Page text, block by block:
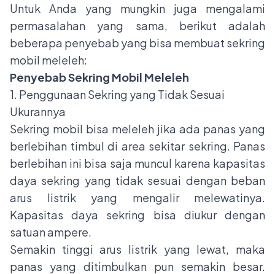
Untuk Anda yang mungkin juga mengalami
permasalahan yang sama, berikut adalah
beberapa penyebab yang bisa membuat sekring
mobil meleleh:
Penyebab Sekring Mobil Meleleh
1. Penggunaan Sekring yang Tidak Sesuai
Ukurannya
Sekring mobil bisa meleleh jika ada panas yang
berlebihan timbul di area sekitar sekring. Panas
berlebihan ini bisa saja muncul karena kapasitas
daya sekring yang tidak sesuai dengan beban
arus listrik yang mengalir melewatinya.
Kapasitas daya sekring bisa diukur dengan
satuan ampere.
Semakin tinggi arus listrik yang lewat, maka
panas yang ditimbulkan pun semakin besar.